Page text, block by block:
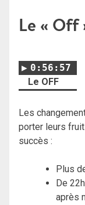
Le « Off
0:56:57
Le OFF
Les
porter leurs
succès :
Plus
De
après